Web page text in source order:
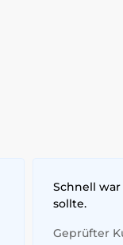
Schnell war
sollte.
Geprüfter